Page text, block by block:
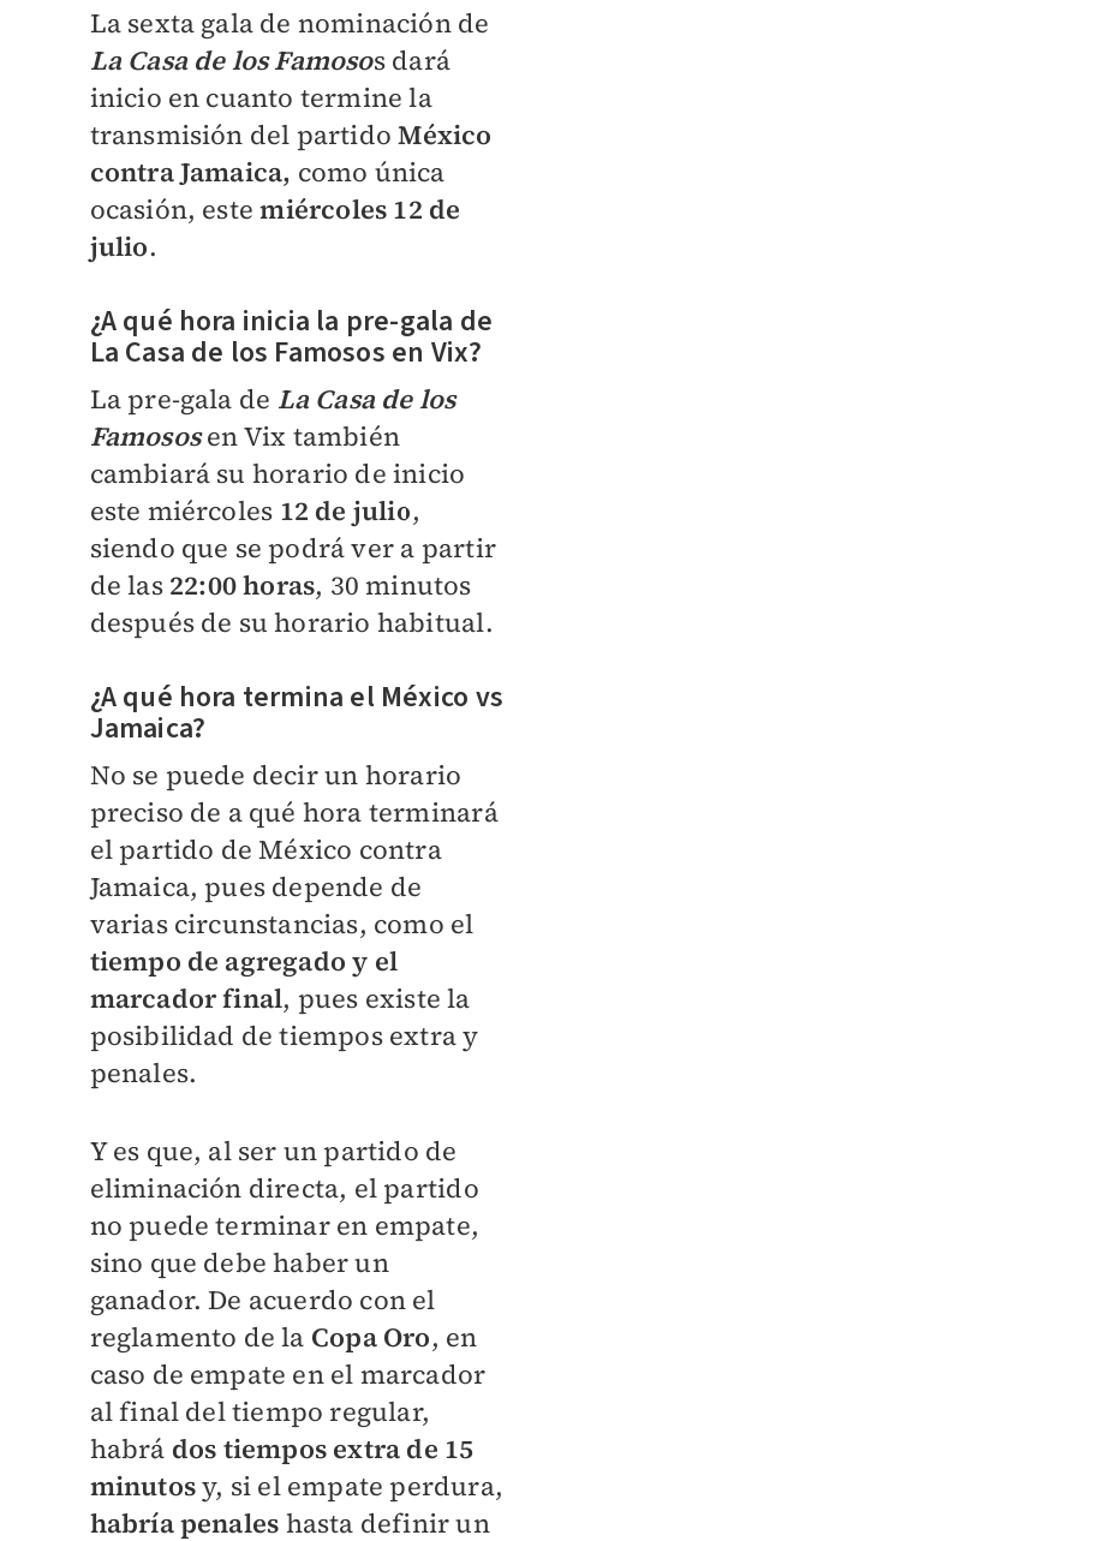
La sexta gala de nominación de
La Casa de los Famosos dará
inicio en cuanto termine la
transmisión del partidoMéxico
contra Jamaica, como única
ocasión, estemiércoles 12 de
julio.
¿A qué hora inicia la pre-gala de
La Casa de los Famosos en Vix?
La pre-gala de La Casa de los
Famososen Vix también
cambiará su horario de inicio
este miércoles 12 de julio,
siendo que se podrá ver a partir
de las 22:00 horas, 30 minutos
después de su horario habitual.
¿A qué hora termina el México vs
Jamaica?
No se puede decir un horario
preciso de a qué hora terminará
el partido de México contra
Jamaica, pues depende de
varias circunstancias, como el
tiempo de agregado y el
marcador final, pues existe la
posibilidad de tiempos extra y
penales.
Y es que, al ser un partido de
eliminación directa, el partido
no puede terminar en empate,
sino que debe haber un
ganador. De acuerdo con el
reglamento de la Copa Oro, en
caso de empate en el marcador
al final del tiempo regular,
habrá dos tiempos extra de 15
minutosy, si el empate perdura,
habría penales hasta definir un